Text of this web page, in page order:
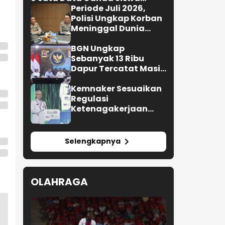
Penerima MBGPeriode Juli 2026,
Polisi Ungkap Korban
Meninggal Dunia
Semester 1 Turun
22,92 Persen
BGN Ungkap
Sebanyak 13 Ribu
Dapur Tercatat Masih
Berbagai Tahapan
Verifikasi dan Belum
Seluruhnya Siap
Kemnaker Sesuaikan
Regulasi
Ketenagakerjaan
Selengkapnya
OLAHRAGA